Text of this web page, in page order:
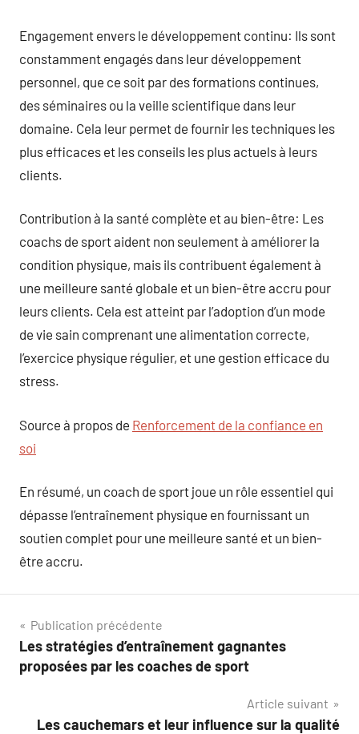
Engagement envers le développement continu: Ils sont
constamment engagés dans leur développement
personnel, que ce soit par des formations continues,
des séminaires ou la veille scientifique dans leur
domaine. Cela leur permet de fournir les techniques les
plus efficaces et les conseils les plus actuels à leurs
clients.
Contribution à la santé complète et au bien-être: Les
coachs de sport aident non seulement à améliorer la
condition physique, mais ils contribuent également à
une meilleure santé globale et un bien-être accru pour
leurs clients. Cela est atteint par l’adoption d’un mode
de vie sain comprenant une alimentation correcte,
l’exercice physique régulier, et une gestion efficace du
stress.
Source à propos de Renforcement de la confiance en
soi
En résumé, un coach de sport joue un rôle essentiel qui
dépasse l’entraînement physique en fournissant un
soutien complet pour une meilleure santé et un bien-
être accru.
Navigation
de
Publication précédente
Les stratégies d’entraînement gagnantes
proposées par les coaches de sport
Article suivant
Les cauchemars et leur influence sur la qualité